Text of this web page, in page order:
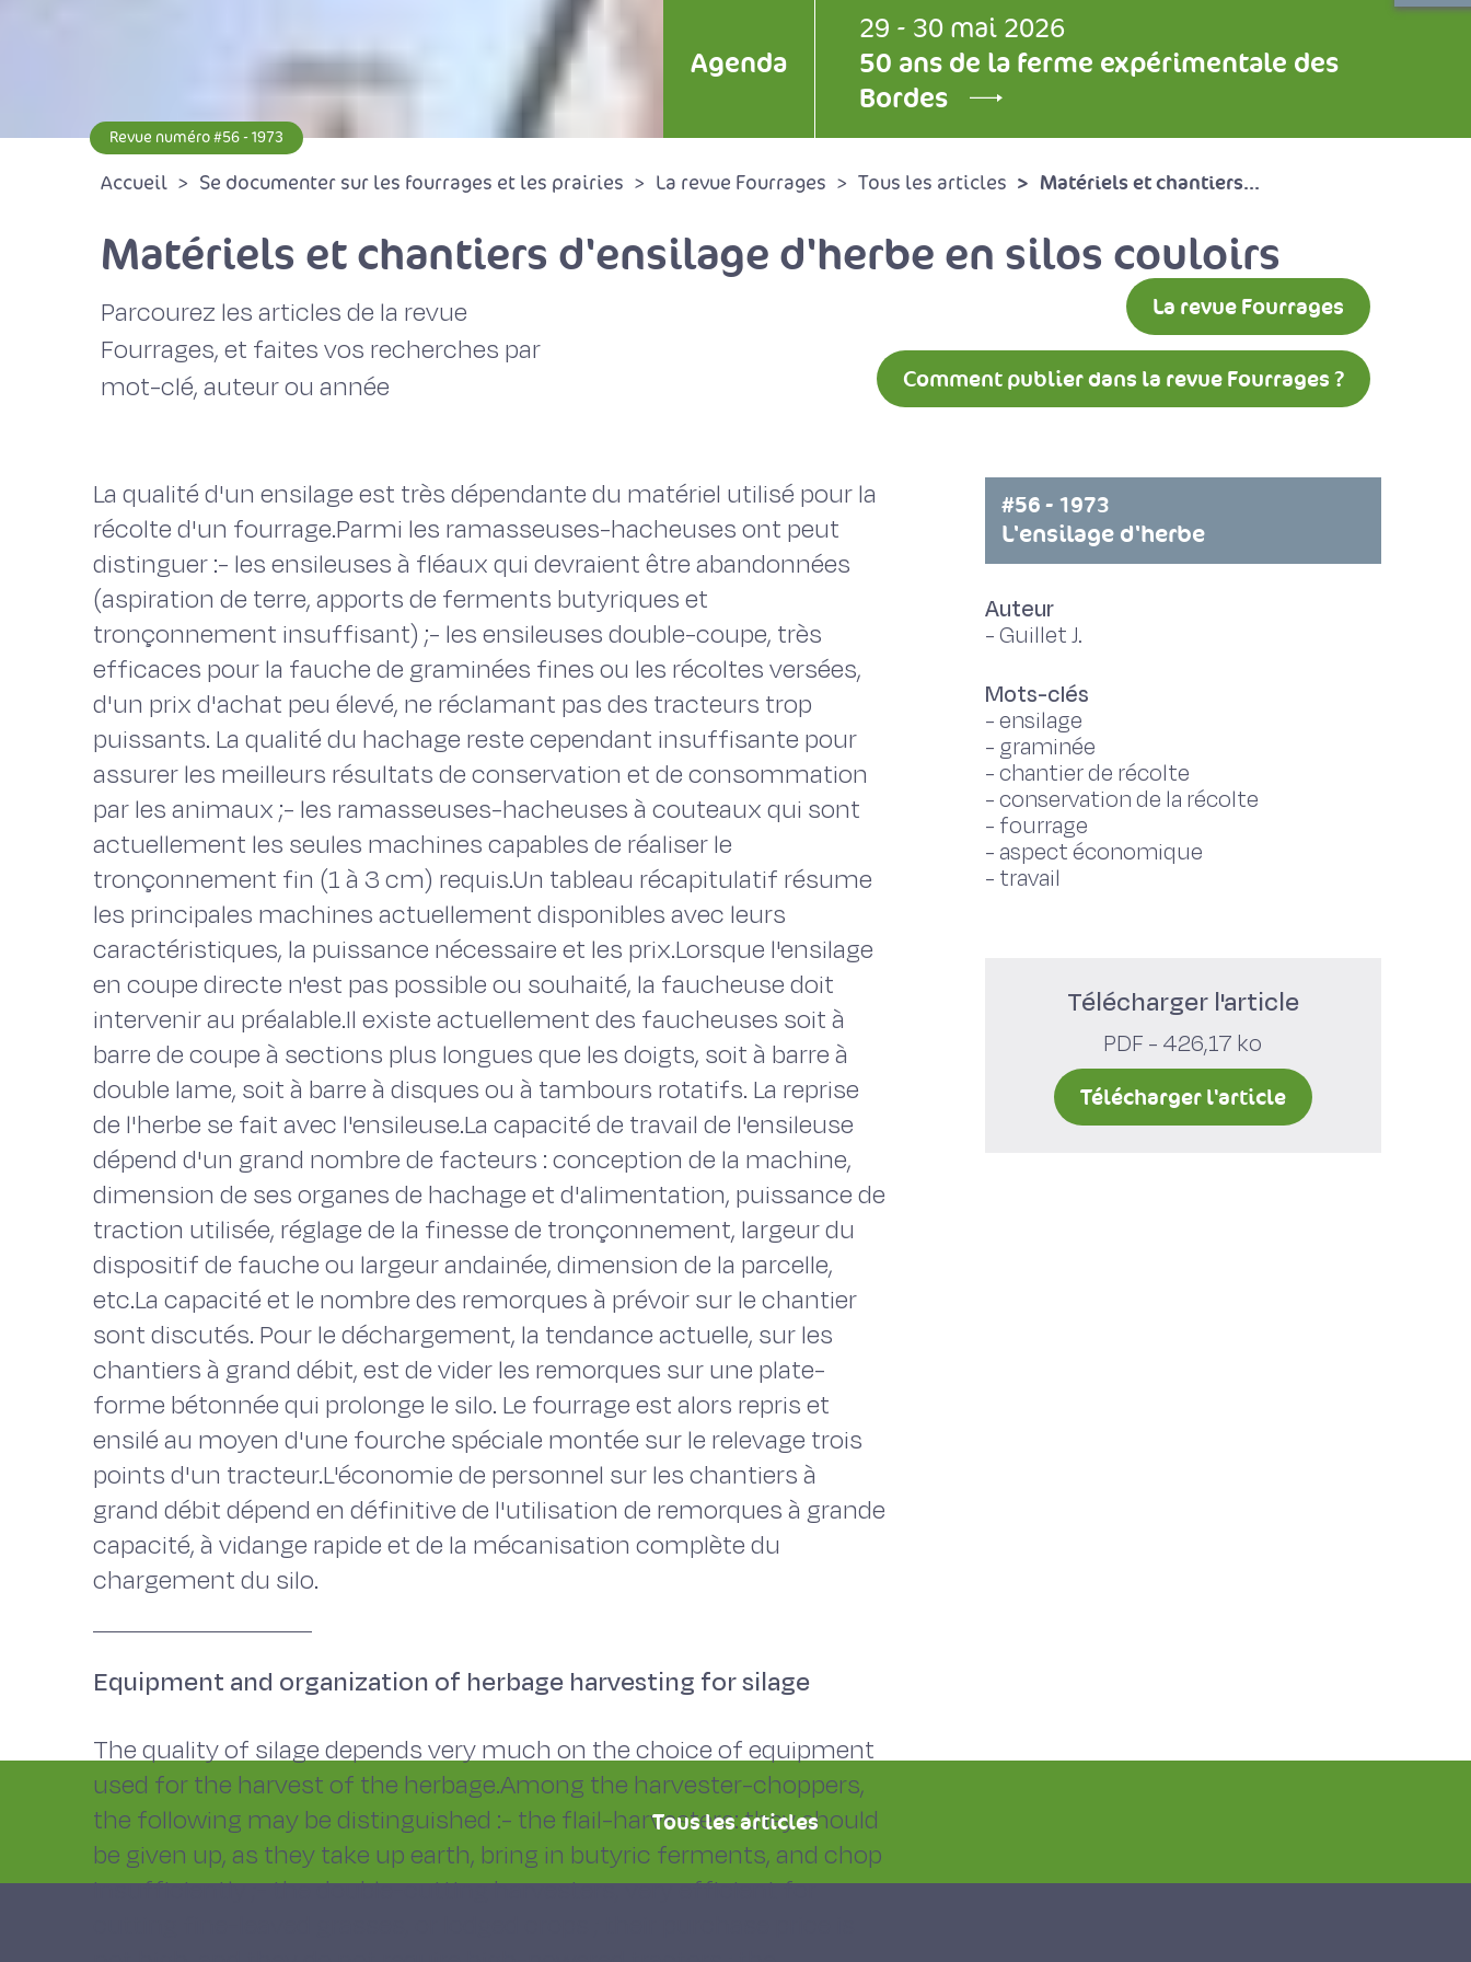
Agenda
29 - 30 mai 2026
50 ans de la ferme expérimentale des
Bordes
Revue numéro #56 - 1973
Accueil Se documenter sur les fourrages et les prairies La revue Fourrages Tous les articles Matériels et chantiers...
Matériels et chantiers d'ensilage d'herbe en silos couloirs
Parcourez les articles de la revue
Fourrages, et faites vos recherches par
mot-clé, auteur ou année
La revue Fourrages
Comment publier dans la revue Fourrages ?
La qualité d'un ensilage est très dépendante du matériel utilisé pour la
récolte d'un fourrage.Parmi les ramasseuses-hacheuses ont peut
distinguer :- les ensileuses à fléaux qui devraient être abandonnées
(aspiration de terre, apports de ferments butyriques et
tronçonnement insuffisant) ;- les ensileuses double-coupe, très
efficaces pour la fauche de graminées fines ou les récoltes versées,
d'un prix d'achat peu élevé, ne réclamant pas des tracteurs trop
puissants. La qualité du hachage reste cependant insuffisante pour
assurer les meilleurs résultats de conservation et de consommation
par les animaux ;- les ramasseuses-hacheuses à couteaux qui sont
actuellement les seules machines capables de réaliser le
tronçonnement fin (1 à 3 cm) requis.Un tableau récapitulatif résume
les principales machines actuellement disponibles avec leurs
caractéristiques, la puissance nécessaire et les prix.Lorsque l'ensilage
en coupe directe n'est pas possible ou souhaité, la faucheuse doit
intervenir au préalable.Il existe actuellement des faucheuses soit à
barre de coupe à sections plus longues que les doigts, soit à barre à
double lame, soit à barre à disques ou à tambours rotatifs. La reprise
de l'herbe se fait avec l'ensileuse.La capacité de travail de l'ensileuse
dépend d'un grand nombre de facteurs : conception de la machine,
dimension de ses organes de hachage et d'alimentation, puissance de
traction utilisée, réglage de la finesse de tronçonnement, largeur du
dispositif de fauche ou largeur andainée, dimension de la parcelle,
etc.La capacité et le nombre des remorques à prévoir sur le chantier
sont discutés. Pour le déchargement, la tendance actuelle, sur les
chantiers à grand débit, est de vider les remorques sur une plate-
forme bétonnée qui prolonge le silo. Le fourrage est alors repris et
ensilé au moyen d'une fourche spéciale montée sur le relevage trois
points d'un tracteur.L'économie de personnel sur les chantiers à
grand débit dépend en définitive de l'utilisation de remorques à grande
capacité, à vidange rapide et de la mécanisation complète du
chargement du silo.
Equipment and organization of herbage harvesting for silage
The quality of silage depends very much on the choice of equipment
used for the harvest of the herbage.Among the harvester-choppers,
the following may be distinguished :- the flail-harvesters: they should
be given up, as they take up earth, bring in butyric ferments, and chop
insufficiently ;- the double-cutting harvesters, very efficient for
#56 - 1973
L'ensilage d'herbe
Auteur
-Guillet J.
Mots-clés
-ensilage
- graminée
-chantier de récolte
-conservation de la récolte
- fourrage
- aspect économique
- travail
Télécharger l'article
PDF - 426,17 ko
Télécharger l'article
Tous les articles